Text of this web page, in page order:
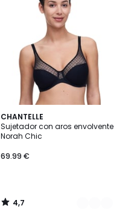
CHANTELLE
Sujetador con aros envolvente
Norah Chic
69.99 €
4,7
/ 5
2
Colores
4,7
/